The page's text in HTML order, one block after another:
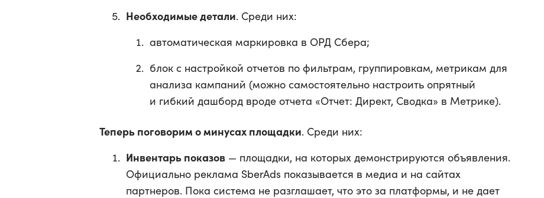
Необходимые детали. Среди них:
автоматическая маркировка в ОРД Сбера;
блок с настройкой отчетов по фильтрам, группировкам, метрикам для
анализа кампаний (можно самостоятельно настроить опрятный
и гибкий дашборд вроде отчета «Отчет: Директ, Сводка» в Метрике).
Теперь поговорим о минусах площадки. Среди них:
Инвентарь показов — площадки, на которых демонстрируются объявления.
Официально реклама SberAds показывается в медиа и на сайтах
партнеров. Пока система не разглашает, что это за платформы, и не дает